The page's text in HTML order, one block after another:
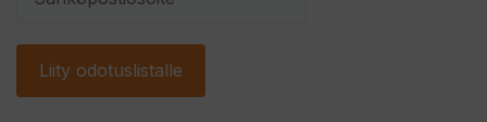
ö
ä
Liity odotuslistalle